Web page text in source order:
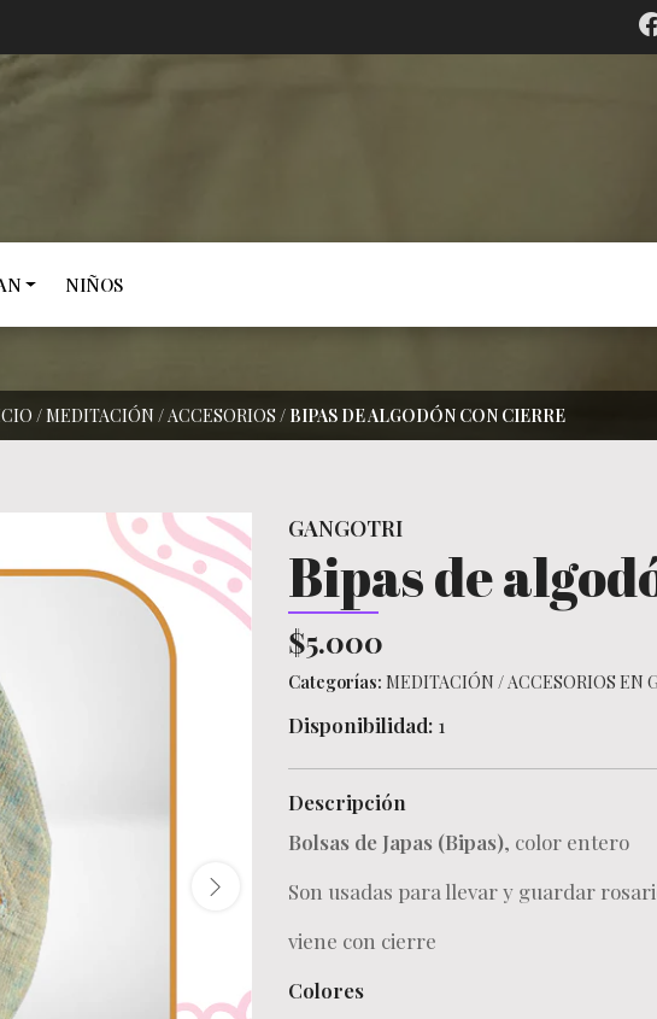
NIÑOS
/MEDITACIÓN /ACCESORIOS / BIPAS DE ALGODÓN CON CIERRE
GANGOTRI
Bipas de
$5.000
Categorías: MEDITACIÓN /ACCESORIOS EN
Disponibilidad: 1
Descripción
Bolsas de Japas (Bipas), color entero
Son usadas para llevar y guardar
viene con cierre
Colores